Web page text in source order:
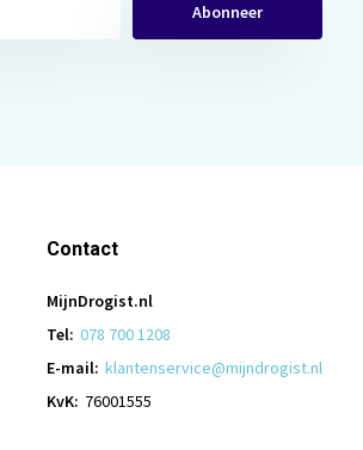
Abonneer
Contact
MijnDrogist.nl
Tel: 078 700 1208
E-mail: klantenservice@mijndrogist.nl
KvK: 76001555